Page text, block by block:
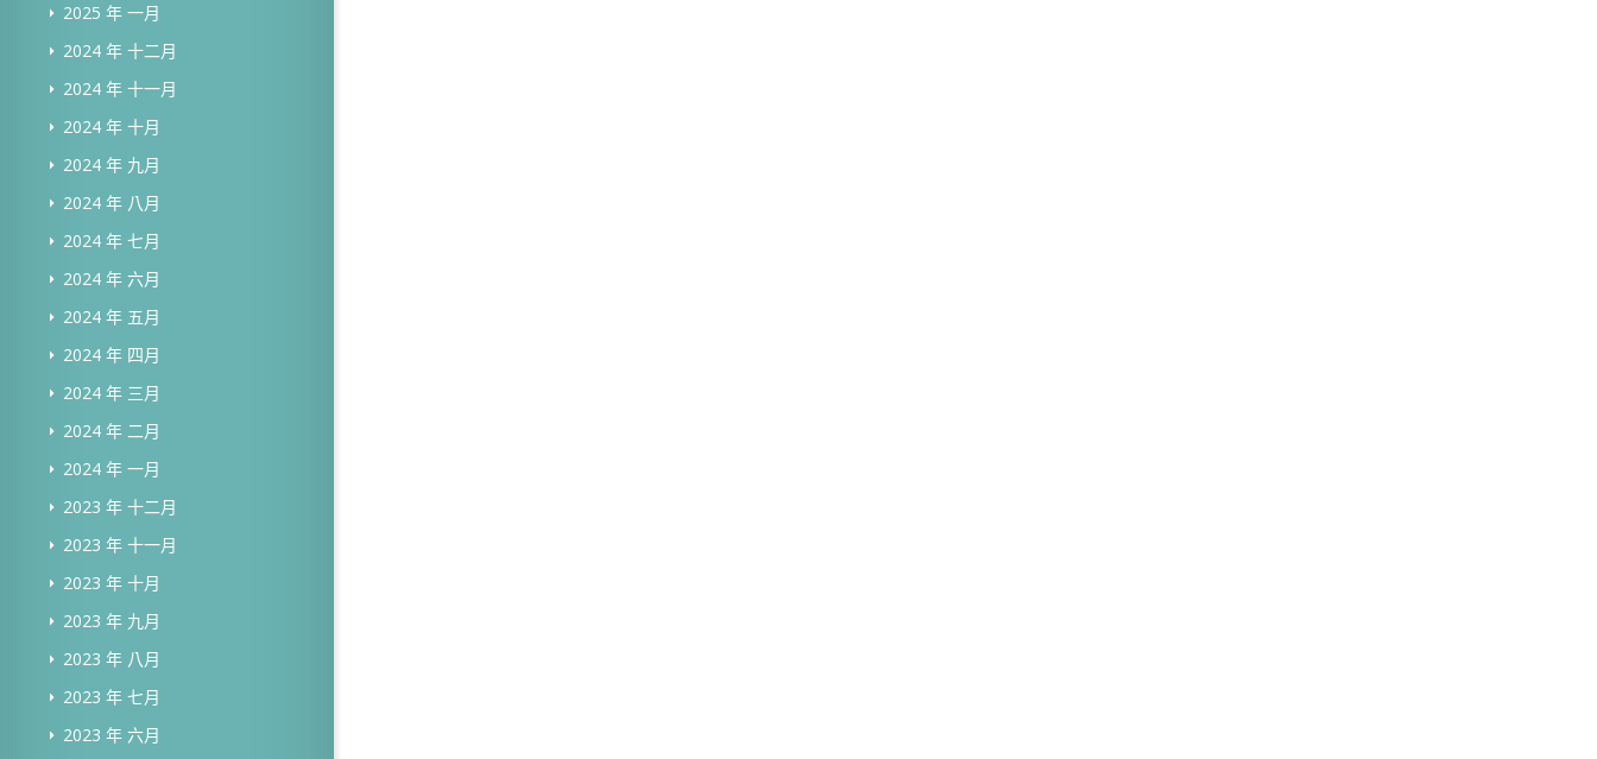
2025 年 一月
2024 年 十二月
2024 年 十一月
2024 年 十月
2024 年 九月
2024 年 八月
2024 年 七月
2024 年 六月
2024 年 五月
2024 年 四月
2024 年 三月
2024 年 二月
2024 年 一月
2023 年 十二月
2023 年 十一月
2023 年 十月
2023 年 九月
2023 年 八月
2023 年 七月
2023 年 六月